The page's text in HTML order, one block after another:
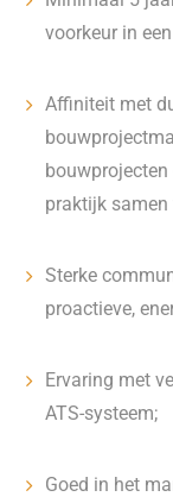
voorkeur in
Affiniteit met
praktijk samen
Sterke
proactieve,
Ervaring met
ATS-systeem;
Goed in het